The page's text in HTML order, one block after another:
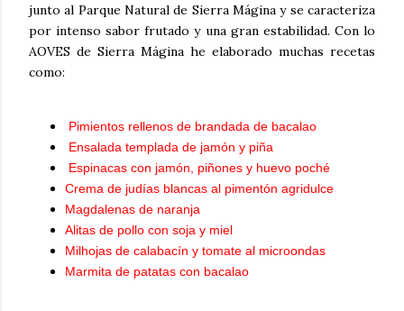
junto al Parque Natural de Sierra Mágina y se caracteriza
por intenso sabor frutado y una gran estabilidad. Con lo
AOVES de Sierra Mágina he elaborado muchas recetas
como:
Pimientos rellenos de brandada de bacalao
Ensalada templada de jamón y piña
Espinacas con jamón, piñones y huevo poché
Crema de judías blancas al pimentón agridulce
Magdalenas de naranja
Alitas de pollo con soja y miel
Milhojas de calabacín y tomate al microondas
Marmita de patatas con bacalao